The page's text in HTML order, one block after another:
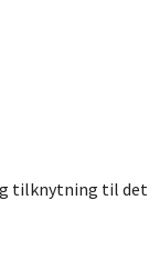
tilknytning til det